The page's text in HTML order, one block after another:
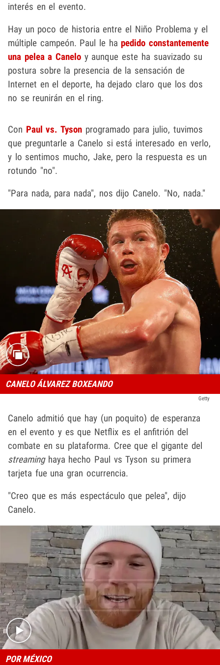
interés en el evento.
Hay un poco de historia entre el Niño Problema y el
múltiple campeón. Paul le ha pedido constantemente
una pelea a Canelo y aunque este ha suavizado su
postura sobre la presencia de la sensación de
Internet en el deporte, ha dejado claro que los dos
no se reunirán en el ring.
Con Paul vs. Tyson programado para julio, tuvimos
que preguntarle a Canelo si está interesado en verlo,
y lo sentimos mucho, Jake, pero la respuesta es un
rotundo "no".
"Para nada, para nada", nos dijo Canelo. "No, nada."
CANELO ÁLVAREZ BOXEANDO
Getty
Canelo admitió que hay (un poquito) de esperanza
en el evento y es que Netflix es el anfitrión del
combate en su plataforma. Cree que el gigante del
streaming haya hecho Paul vs Tyson su primera
tarjeta fue una gran ocurrencia.
"Creo que es más espectáculo que pelea", dijo
Canelo.
Play video content
POR MÉXICO